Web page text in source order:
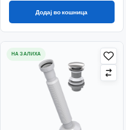
Додај во кошница
НА ЗАЛИХА